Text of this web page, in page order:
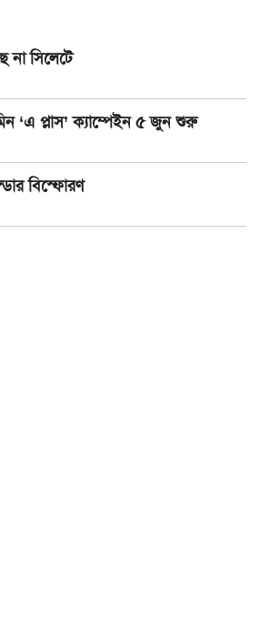
না সিলেটে
‘এ প্লাস’ ক্যাম্পেইন ৫ জুন শুরু
বিস্ফোরণ